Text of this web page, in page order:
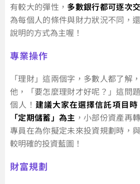
有較大的彈性， 多數銀行都可逐次
為每個人的條件與財力狀況不同，
說明的方式為主喔！
專業操作
「理財」這兩個字，多數人都了解
他，「要怎麼理財才好呢？」這問
個人！ 建議大家在選擇信託項目
「定期儲蓄」為主 ，小部份資產再
專員在為你擬定未來投資規劃時，
較明確的投資藍圖！
財富規劃